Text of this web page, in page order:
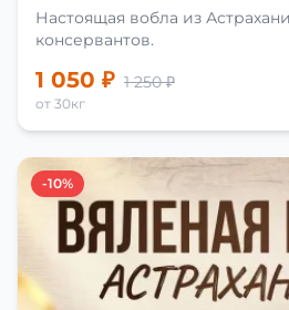
Настоящая вобла из
консервантов.
1 050 ₽ 1 250 ₽
от 30кг
-10%